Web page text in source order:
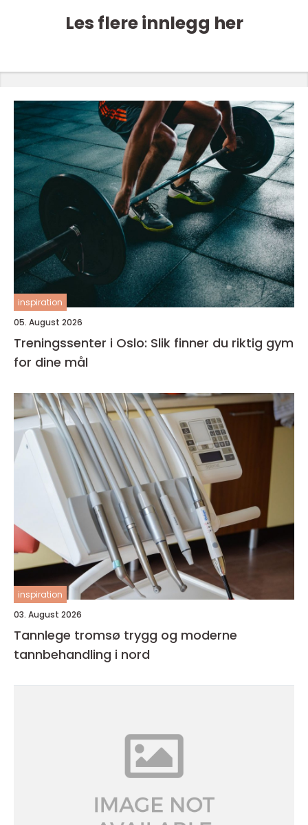
Les flere innlegg her
inspiration
05. August 2026
Treningssenter i Oslo: Slik finner du riktig gym
for dine mål
inspiration
03. August 2026
Tannlege tromsø trygg og moderne
tannbehandling i nord